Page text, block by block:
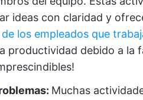
ideas con claridad y
los empleados que
productividad debido a la
Muchas